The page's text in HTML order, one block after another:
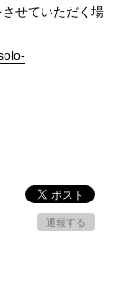
せていただく場
通報する